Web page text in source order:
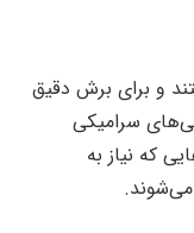
و برای برش دقیق
سرامیکی
که نیاز به